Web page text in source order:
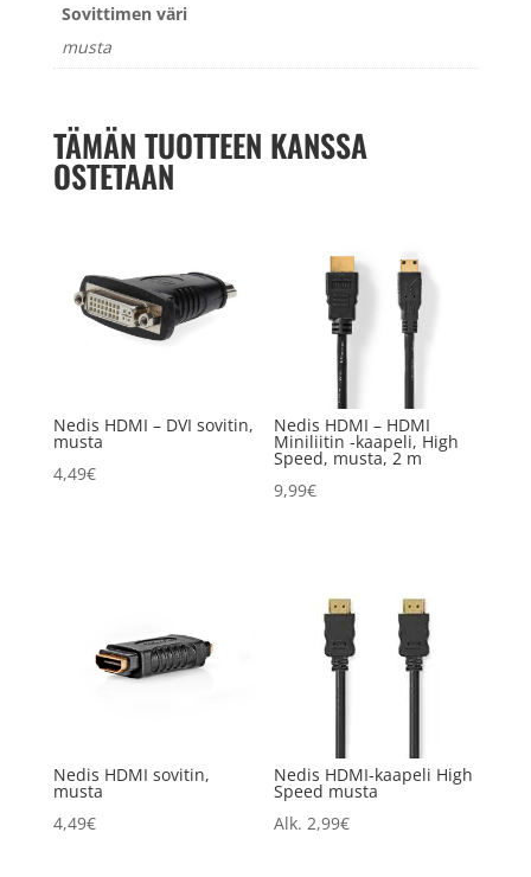
Sovittimen väri
musta
TÄMÄN TUOTTEEN KANSSA
OSTETAAN
Nedis HDMI – DVI sovitin,
musta
4,49€
Nedis HDMI – HDMI
Miniliitin -kaapeli, High
Speed, musta, 2 m
9,99€
Nedis HDMI sovitin,
musta
4,49€
Nedis HDMI-kaapeli High
Speed musta
Alk. 2,99€